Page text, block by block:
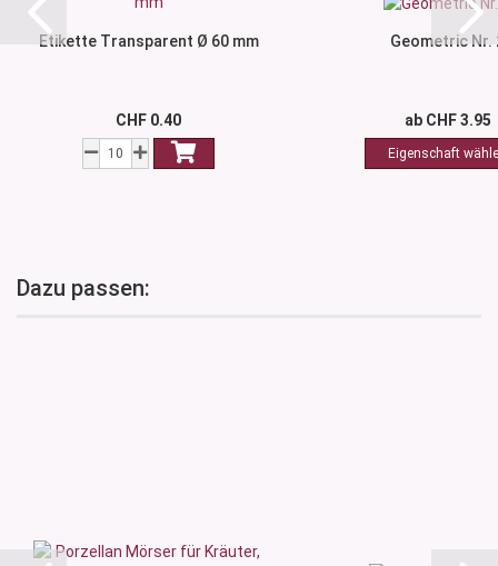
Etikette Transparent Ø 60 mm
CHF 0.40
Geometric Nr.
ab CHF 3.95
Dazu passen: